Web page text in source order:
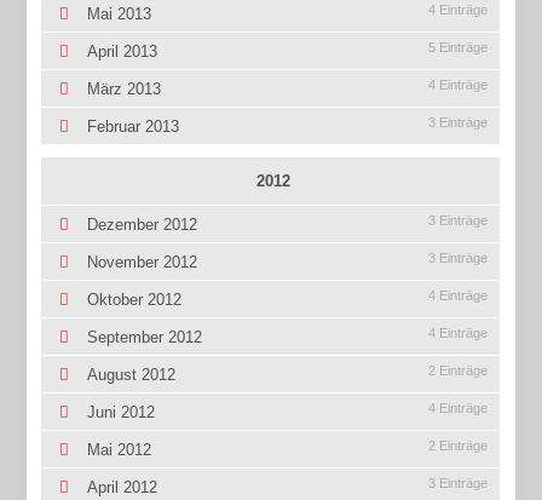
Mai 2013 4 Einträge
April 2013 5 Einträge
März 2013 4 Einträge
Februar 2013 3 Einträge
2012
Dezember 2012 3 Einträge
November 2012 3 Einträge
Oktober 2012 4 Einträge
September 2012 4 Einträge
August 2012 2 Einträge
Juni 2012 4 Einträge
Mai 2012 2 Einträge
April 2012 3 Einträge